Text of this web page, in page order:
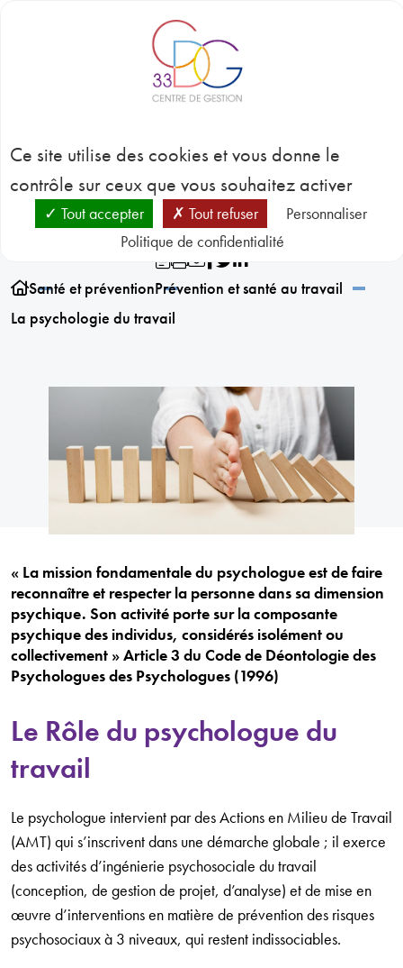
La psychologie du
travail
Santé et préventionPrévention et santé au travail
La psychologie du travail
« La mission fondamentale du psychologue est de faire
reconnaître et respecter la personne dans sa dimension
psychique. Son activité porte sur la composante
psychique des individus, considérés isolément ou
collectivement » Article 3 du Code de Déontologie des
Psychologues des Psychologues (1996)
Le Rôle du psychologue du
travail
Le psychologue intervient par des Actions en Milieu de Travail
(AMT) qui s’inscrivent dans une démarche globale ; il exerce
des activités d’ingénierie psychosociale du travail
(conception, de gestion de projet, d’analyse) et de mise en
œuvre d’interventions en matière de prévention des risques
psychosociaux à 3 niveaux, qui restent indissociables.
Ce site utilise des cookies et vous donne le
contrôle sur ceux que vous souhaitez activer
Tout accepter Tout refuser
Personnaliser
Politique de confidentialité